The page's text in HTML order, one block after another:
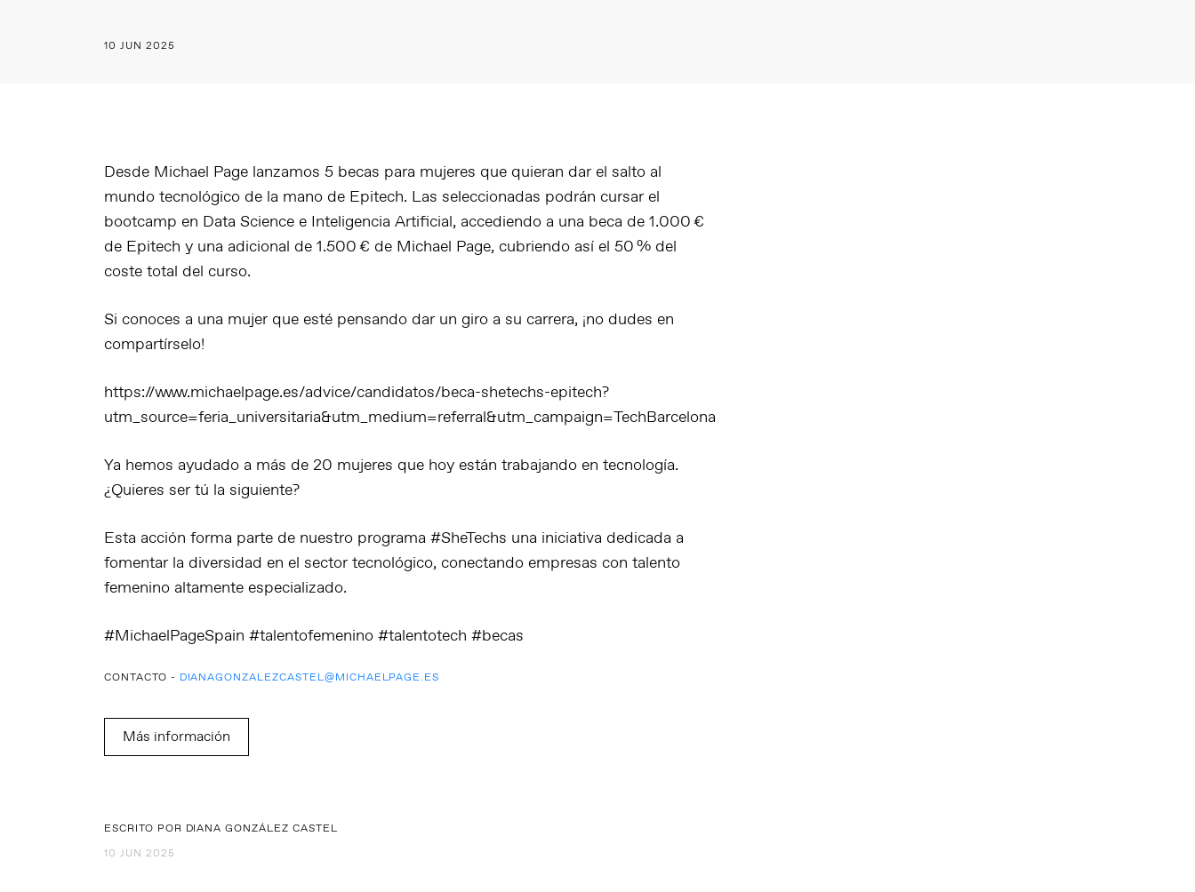
10 JUN 2025
Desde Michael Page lanzamos 5 becas para mujeres que quieran dar el salto al
mundo tecnológico de la mano de Epitech. Las seleccionadas podrán cursar el
bootcamp en Data Science e Inteligencia Artificial, accediendo a una beca de 1.000 €
de Epitech y una adicional de 1.500 € de Michael Page, cubriendo así el 50 % del
coste total del curso.
Si conoces a una mujer que esté pensando dar un giro a su carrera, ¡no dudes en
compartírselo!
https://www.michaelpage.es/advice/candidatos/beca-shetechs-epitech?
utm_source=feria_universitaria&utm_medium=referral&utm_campaign=TechBarcelona
Ya hemos ayudado a más de 20 mujeres que hoy están trabajando en tecnología.
¿Quieres ser tú la siguiente?
Esta acción forma parte de nuestro programa #SheTechs una iniciativa dedicada a
fomentar la diversidad en el sector tecnológico, conectando empresas con talento
femenino altamente especializado.
#MichaelPageSpain #talentofemenino #talentotech #becas
CONTACTO - DIANAGONZALEZCASTEL@MICHAELPAGE.ES
Más información
ESCRITO POR DIANA GONZÁLEZ CASTEL
10 JUN 2025